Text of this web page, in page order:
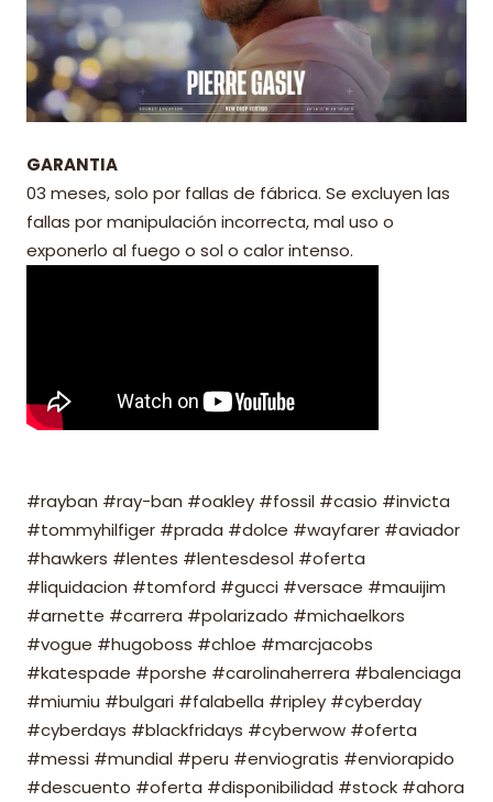
GARANTIA
03 meses, solo por fallas de fábrica. Se excluyen las
fallas por manipulación incorrecta, mal uso o
exponerlo al fuego o sol o calor intenso.
#rayban #ray-ban #oakley #fossil #casio #invicta
#tommyhilfiger #prada #dolce #wayfarer #aviador
#hawkers #lentes #lentesdesol #oferta
#liquidacion #tomford #gucci #versace #mauijim
#arnette #carrera #polarizado #michaelkors
#vogue #hugoboss #chloe #marcjacobs
#katespade #porshe #carolinaherrera #balenciaga
#miumiu #bulgari #falabella #ripley #cyberday
#cyberdays #blackfridays #cyberwow #oferta
#messi #mundial #peru #enviogratis #enviorapido
#descuento #oferta #disponibilidad #stock #ahora